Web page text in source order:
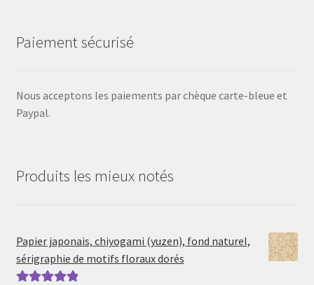
Paiement sécurisé
Nous acceptons les paiements par chèque carte-bleue et
Paypal.
Produits les mieux notés
Papier japonais, chiyogami (yuzen), fond naturel,
sérigraphie de motifs floraux dorés